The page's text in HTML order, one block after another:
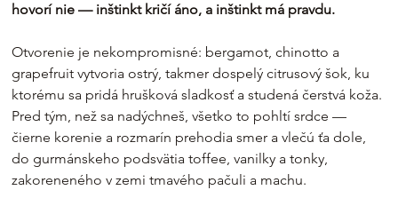
hovorí nie — inštinkt kričí áno, a inštinkt má pravdu.
Otvorenie je nekompromisné: bergamot, chinotto a
grapefruit vytvoria ostrý, takmer dospelý citrusový šok, ku
ktorému sa pridá hrušková sladkosť a studená čerstvá koža.
Pred tým, než sa nadýchneš, všetko to pohltí srdce —
čierne korenie a rozmarín prehodia smer a vlečú ťa dole,
do gurmánskeho podsvätia toffee, vanilky a tonky,
zakoreneného v zemi tmavého pačuli a machu.